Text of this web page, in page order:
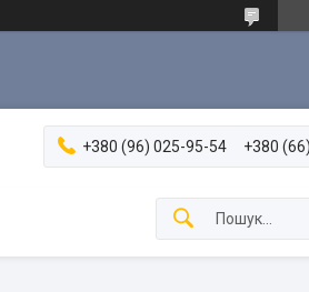
+380 (96) 025-95-54 +380